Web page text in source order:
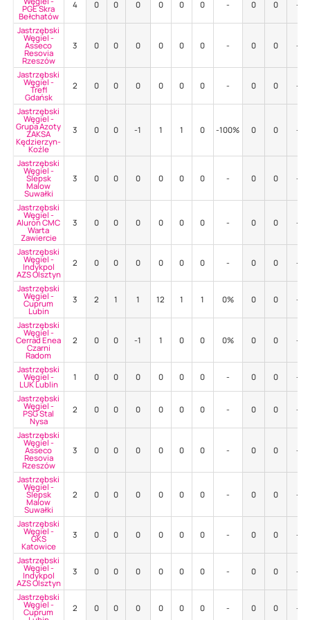
PGE Skra
Bełchatów
4 0 0 0 0 0 0 - 0 0 -
Jastrzębski
Węgiel -
Asseco
Resovia
Rzeszów
3 0 0 0 0 0 0 - 0 0 -
Jastrzębski
Węgiel -
Trefl
Gdańsk
2 0 0 0 0 0 0 - 0 0 -
Jastrzębski
Węgiel -
Grupa Azoty
ZAKSA
Kędzierzyn-
Koźle
3 0 0 -1 1 1 0 -100% 0 0 -
Jastrzębski
Węgiel -
Ślepsk
Malow
Suwałki
3 0 0 0 0 0 0 - 0 0 -
Jastrzębski
Węgiel -
Aluron CMC
Warta
Zawiercie
3 0 0 0 0 0 0 - 0 0 -
Jastrzębski
Węgiel -
Indykpol
AZS Olsztyn
2 0 0 0 0 0 0 - 0 0 -
Jastrzębski
Węgiel -
Cuprum
Lubin
3 2 1 1 12 1 1 0% 0 0 -
Jastrzębski
Węgiel -
Cerrad Enea
Czarni
Radom
2 0 0 -1 1 0 0 0% 0 0 -
Jastrzębski
Węgiel -
LUK Lublin
1 0 0 0 0 0 0 - 0 0 -
Jastrzębski
Węgiel -
PSG Stal
Nysa
2 0 0 0 0 0 0 - 0 0 -
Jastrzębski
Węgiel -
Asseco
Resovia
Rzeszów
3 0 0 0 0 0 0 - 0 0 -
Jastrzębski
Węgiel -
Ślepsk
Malow
Suwałki
2 0 0 0 0 0 0 - 0 0 -
Jastrzębski
Węgiel -
GKS
Katowice
3 0 0 0 0 0 0 - 0 0 -
Jastrzębski
Węgiel -
Indykpol
AZS Olsztyn
3 0 0 0 0 0 0 - 0 0 -
Jastrzębski
Węgiel -
Cuprum 2 0 0 0 0 0 0 - 0 0 -